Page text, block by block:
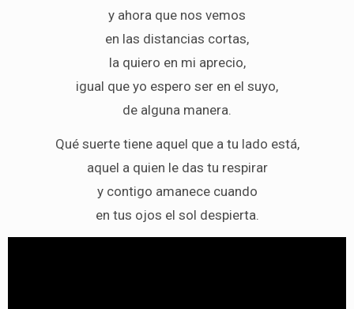
y ahora que nos vemos
en las distancias cortas,
la quiero en mi aprecio,
igual que yo espero ser en el suyo,
de alguna manera.
Qué suerte tiene aquel que a tu lado está,
aquel a quien le das tu respirar
y contigo amanece cuando
en tus ojos el sol despierta.